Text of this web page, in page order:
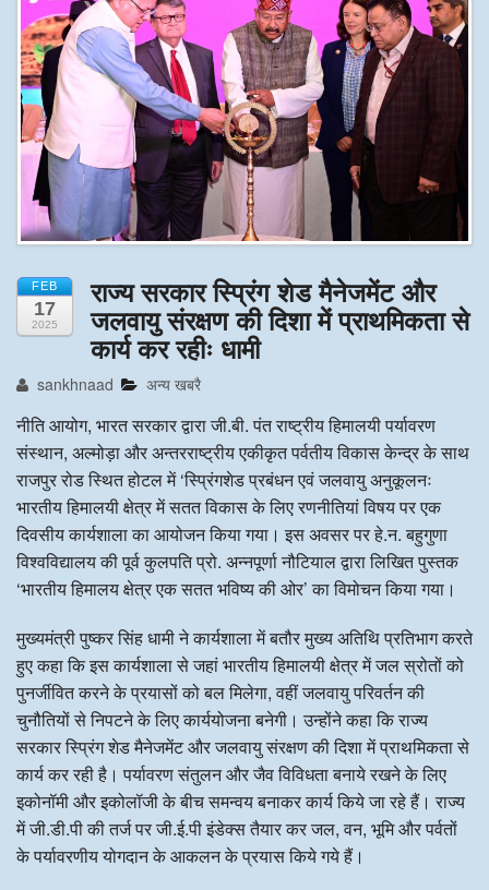
अन्य खबरै
FEB
17
2025
राज्य सरकार स्प्रिंग शेड मैनेजमेंट और
जलवायु संरक्षण की दिशा में प्राथमिकता से
कार्य कर रहीः धामी
sankhnaad अन्य खबरै
नीति आयोग, भारत सरकार द्वारा जी.बी. पंत राष्ट्रीय हिमालयी पर्यावरण
संस्थान, अल्मोड़ा और अन्तरराष्ट्रीय एकीकृत पर्वतीय विकास केन्द्र के साथ
राजपुर रोड स्थित होटल में ‘स्प्रिंगशेड प्रबंधन एवं जलवायु अनुकूलनः
भारतीय हिमालयी क्षेत्र में सतत विकास के लिए रणनीतियां विषय पर एक
दिवसीय कार्यशाला का आयोजन किया गया। इस अवसर पर हे.न. बहुगुणा
विश्वविद्यालय की पूर्व कुलपति प्रो. अन्नपूर्णा नौटियाल द्वारा लिखित पुस्तक
‘भारतीय हिमालय क्षेत्र एक सतत भविष्य की ओर’ का विमोचन किया गया।
मुख्यमंत्री पुष्कर सिंह धामी ने कार्यशाला में बतौर मुख्य अतिथि प्रतिभाग करते
हुए कहा कि इस कार्यशाला से जहां भारतीय हिमालयी क्षेत्र में जल स्रोतों को
पुनर्जीवित करने के प्रयासों को बल मिलेगा, वहीं जलवायु परिवर्तन की
चुनौतियों से निपटने के लिए कार्ययोजना बनेगी। उन्होंने कहा कि राज्य
सरकार स्प्रिंग शेड मैनेजमेंट और जलवायु संरक्षण की दिशा में प्राथमिकता से
कार्य कर रही है। पर्यावरण संतुलन और जैव विविधता बनाये रखने के लिए
इकोनॉमी और इकोलॉजी के बीच समन्वय बनाकर कार्य किये जा रहे हैं। राज्य
में जी.डी.पी की तर्ज पर जी.ई.पी इंडेक्स तैयार कर जल, वन, भूमि और पर्वतों
के पर्यावरणीय योगदान के आकलन के प्रयास किये गये हैं।